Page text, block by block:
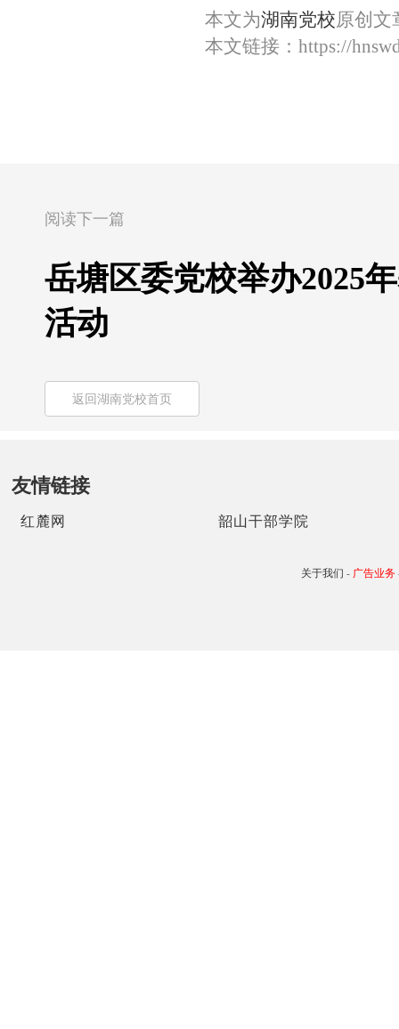
本文为湖南党校原创文
本文链接： https://
阅读下一篇
岳塘区委党校举办2025
活动
返回湖南党校首页
友情链接
红麓网 韶山干部学院
关于我们 - 广告业务